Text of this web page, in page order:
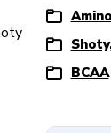
BCAA